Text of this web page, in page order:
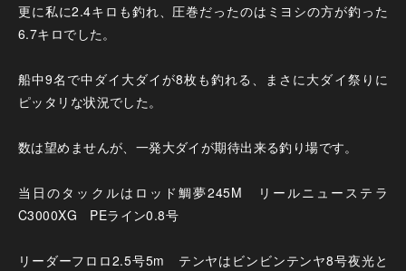
更に私に2.4キロも釣れ、圧巻だったのはミヨシの方が釣った
6.7キロでした。
船中9名で中ダイ大ダイが8枚も釣れる、まさに大ダイ祭りに
ピッタリな状況でした。
数は望めませんが、一発大ダイが期待出来る釣り場です。
当日のタックルはロッド鯛夢245M リールニューステラ
C3000XG PEライン0.8号
リーダーフロロ2.5号5m テンヤはビンビンテンヤ8号夜光と